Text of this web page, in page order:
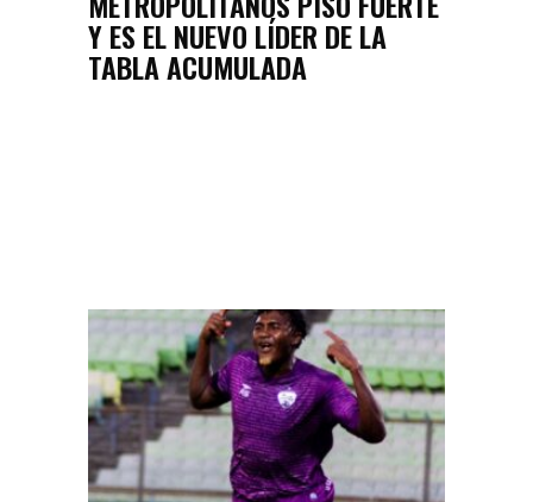
Y ES EL NUEVO LÍDER DE LA
TABLA ACUMULADA